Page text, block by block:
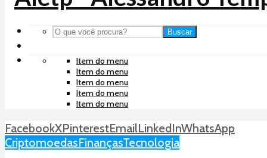
Buscar
Item do menu
Item do menu
Item do menu
Item do menu
Item do menu
FacebookXPinterestEmailLinkedInWhatsApp
CriptomoedasFinançasTecnologia